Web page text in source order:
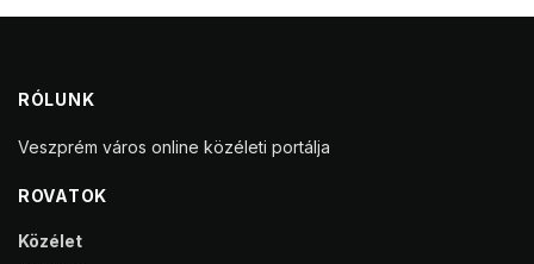
RÓLUNK
Veszprém város online közéleti portálja
ROVATOK
Közélet